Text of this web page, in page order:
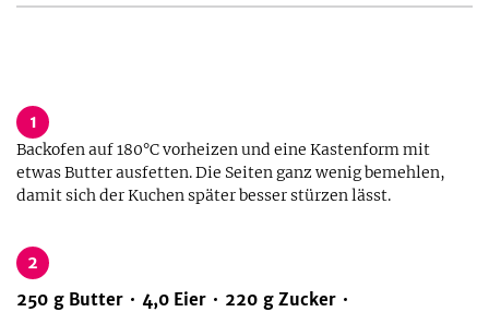
1
Backofen auf 180°C vorheizen und eine Kastenform mit
etwas Butter ausfetten. Die Seiten ganz wenig bemehlen,
damit sich der Kuchen später besser stürzen lässt.
2
250 g Butter 4,0 Eier 220 g Zucker